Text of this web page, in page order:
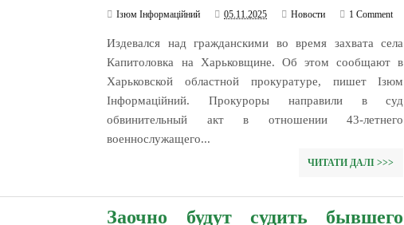
Ізюм Інформаційний 05.11.2025 Новости 1 Comment
Издевался над гражданскими во время захвата села
Капитоловка на Харьковщине. Об этом сообщают в
Харьковской областной прокуратуре, пишет Ізюм
Інформаційний. Прокуроры направили в суд
обвинительный акт в отношении 43-летнего
военнослужащего...
ЧИТАТИ ДАЛІ >>>
Заочно будут судить бывшего